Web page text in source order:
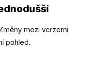
mezi verzemi
pohled.